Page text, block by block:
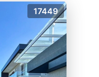
17449